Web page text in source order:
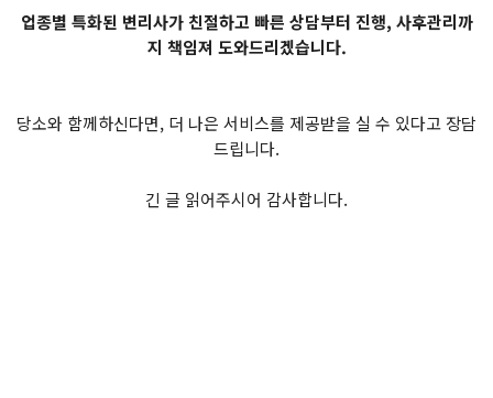
업종별 특화된 변리사가 친절하고 빠른 상담부터 진행, 사후관리까
지 책임져 도와드리겠습니다.
당소와 함께하신다면, 더 나은 서비스를 제공받을 실 수 있다고 장담
드립니다.
긴 글 읽어주시어 감사합니다.